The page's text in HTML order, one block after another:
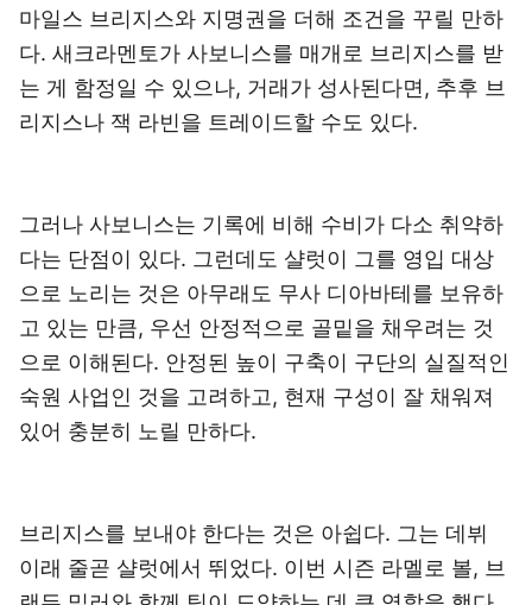
마일스 브리지스와 지명권을 더해 조건을 꾸릴 만하
다. 새크라멘토가 사보니스를 매개로 브리지스를 받
는 게 함정일 수 있으나, 거래가 성사된다면, 추후 브
리지스나 잭 라빈을 트레이드할 수도 있다.
그러나 사보니스는 기록에 비해 수비가 다소 취약하
다는 단점이 있다. 그런데도 샬럿이 그를 영입 대상
으로 노리는 것은 아무래도 무사 디아바테를 보유하
고 있는 만큼, 우선 안정적으로 골밑을 채우려는 것
으로 이해된다. 안정된 높이 구축이 구단의 실질적인
숙원 사업인 것을 고려하고, 현재 구성이 잘 채워져
있어 충분히 노릴 만하다.
브리지스를 보내야 한다는 것은 아쉽다. 그는 데뷔
이래 줄곧 샬럿에서 뛰었다. 이번 시즌 라멜로 볼, 브